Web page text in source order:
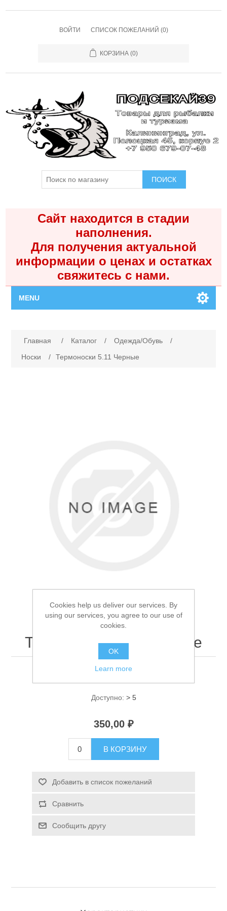
ВОЙТИ СПИСОК ПОЖЕЛАНИЙ (0)
КОРЗИНА (0)
ПОИСК
Сайт находится в стадии
наполнения.
Для получения актуальной
информации о ценах и остатках
свяжитесь с нами.
MENU
Каталог
Аксессуары для лодок
Спасательные средства
Главная / Каталог / Одежда/Обувь
/
Носки
/ Термоноски 5.11 Черные
Термоноски 5.11 Черные
Доступно: > 5
350,00 ₽
В КОРЗИНУ
Добавить в список пожеланий
Сравнить
Сообщить другу
Cookies help us deliver our services. By
using our services, you agree to our use of
cookies.
OK
Learn more